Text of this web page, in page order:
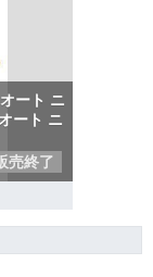
ート ニ
ート ニ
売終了